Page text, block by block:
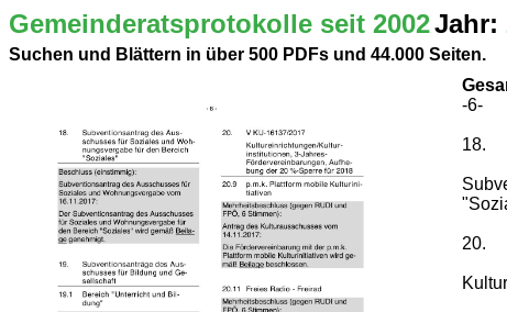
Gemeinderatsprotokolle seit 2002Jahr:
Suchen und Blättern in über 500 PDFs und 44.000 Seiten.
-6-
18.
20.